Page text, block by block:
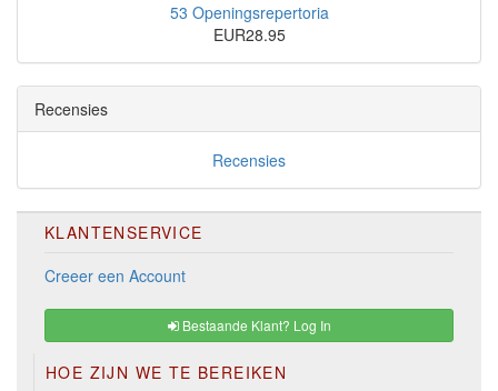
53 Openingsrepertoria
EUR28.95
Recensies
Recensies
KLANTENSERVICE
Creeer een Account
Bestaande Klant? Log In
HOE ZIJN WE TE BEREIKEN